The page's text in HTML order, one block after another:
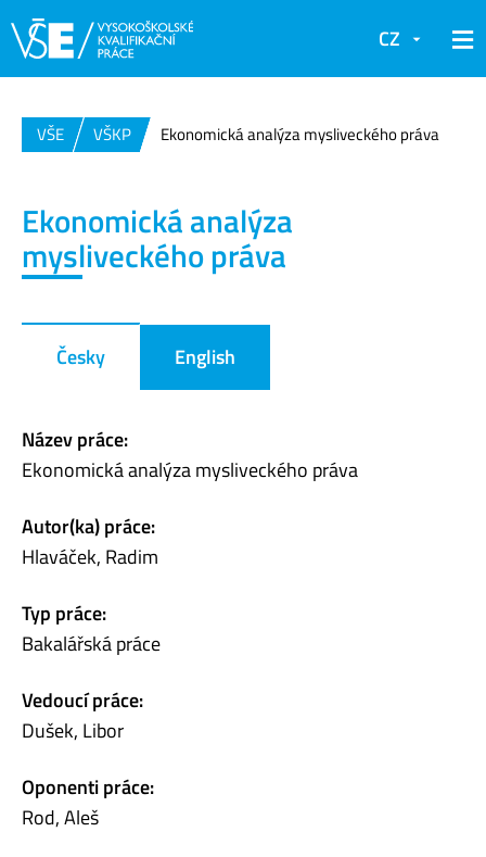
CZ
VŠE VŠKP Ekonomická analýza mysliveckého práva
Ekonomická analýza
mysliveckého práva
Česky English
Název práce:
Ekonomická analýza mysliveckého práva
Autor(ka) práce:
Hlaváček, Radim
Typ práce:
Bakalářská práce
Vedoucí práce:
Dušek, Libor
Oponenti práce:
Rod, Aleš